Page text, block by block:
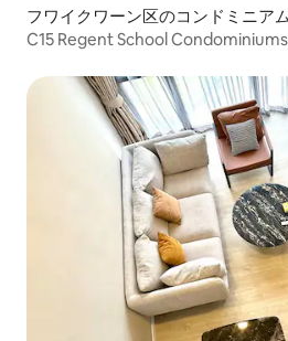
フワイクワーン区のコンドミニア
C15 Regent School